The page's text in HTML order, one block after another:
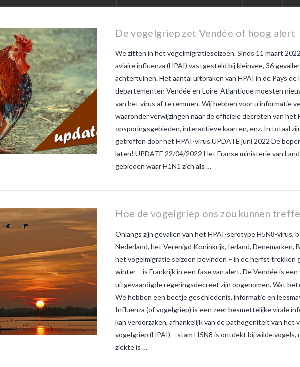
de traditie rond beaujolais nouveau
speciaal wat zijn tannines witte
beaujolais nouveau
De vogelgriep zet Vendée of hoog alert
We zitten in het vogelmigratieseizoen. Sinds 11 maart
aviaire influenza (HPAI) vastgesteld bij kleinvee, 36
achtertuinen. Het aantal uitbraken van HPAI in de Pays
departementen Vendée en Loire-Atlantique moesten
van het virus af te remmen. Wij hebben voor u informatie
waaronder verwijzingen naar de officiële decreten van het
opsporingsgebieden, interactieve kaarten, enz. In totaal
getroffen door het HPAI-virus.UPDATE juni 2022 De
laten! UPDATE 22/04/2022 Het Franse ministerie van
gebieden waar H1N1 zich als …
Hoe de vogelgriep ons zou kunnen
Onlangs zijn gevallen van het HPAI-serotype H5N8-virus,
Nederland, het Verenigd Koninkrijk, Ierland, Denemarken,
het vogelmigratie seizoen bevinden – in de herfst
winter – is Frankrijk in een fase van alert. De Vendée is
uitgevaardigde regeringsdecreet zijn opgenomen. Wat
We hebben een beetje geschiedenis, informatie en
Influenza (of vogelgriep) is een zeer besmettelijke virale
kan veroorzaken, afhankelijk van de pathogeniteit van het
vogelgriep (HPAI) – stam H5N8 is ontdekt bij wilde
ziekte is …